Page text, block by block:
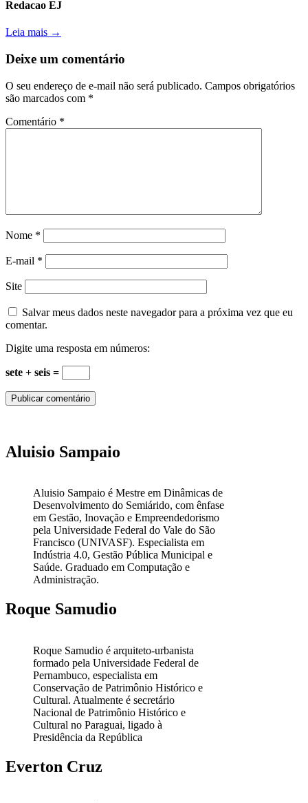
Redacao EJ
Leia mais →
Deixe um comentário
O seu endereço de e-mail não será publicado. Campos obrigatórios
são marcados com *
Comentário *
Nome *
E-mail *
Site
Salvar meus dados neste navegador para a próxima vez que eu
comentar.
Digite uma resposta em números:
sete + seis =
Aluisio Sampaio
Aluisio Sampaio é Mestre em Dinâmicas de
Desenvolvimento do Semiárido, com ênfase
em Gestão, Inovação e Empreendedorismo
pela Universidade Federal do Vale do São
Francisco (UNIVASF). Especialista em
Indústria 4.0, Gestão Pública Municipal e
Saúde. Graduado em Computação e
Administração.
Roque Samudio
Roque Samudio é arquiteto-urbanista
formado pela Universidade Federal de
Pernambuco, especialista em
Conservação de Patrimônio Histórico e
Cultural. Atualmente é secretário
Nacional de Patrimônio Histórico e
Cultural no Paraguai, ligado à
Presidência da República
Everton Cruz